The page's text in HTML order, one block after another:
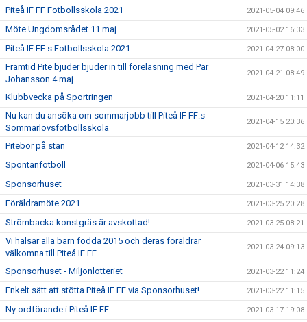
Piteå IF FF Fotbollsskola 2021 2021-05-04 09:46
Möte Ungdomsrådet 11 maj 2021-05-02 16:33
Piteå IF FF:s Fotbollsskola 2021 2021-04-27 08:00
Framtid Pite bjuder bjuder in till föreläsning med Pär
Johansson 4 maj
2021-04-21 08:49
Klubbvecka på Sportringen 2021-04-20 11:11
Nu kan du ansöka om sommarjobb till Piteå IF FF:s
Sommarlovsfotbollsskola
2021-04-15 20:36
Pitebor på stan 2021-04-12 14:32
Spontanfotboll 2021-04-06 15:43
Sponsorhuset 2021-03-31 14:38
Föräldramöte 2021 2021-03-25 20:28
Strömbacka konstgräs är avskottad! 2021-03-25 08:21
Vi hälsar alla barn födda 2015 och deras föräldrar
välkomna till Piteå IF FF.
2021-03-24 09:13
Sponsorhuset - Miljonlotteriet 2021-03-22 11:24
Enkelt sätt att stötta Piteå IF FF via Sponsorhuset! 2021-03-22 11:15
Ny ordförande i Piteå IF FF 2021-03-17 19:08